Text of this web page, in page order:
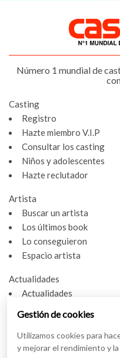
Número 1 mundial de
Casting
Registro
Hazte miembro V.I.P
Consultar los casting
Niños y adolescentes
Hazte reclutador
Artista
Buscar un artista
Los últimos book
Lo conseguieron
Espacio artista
Actualidades
Actualidades
Entrevistas
Nuestras entrevistas
Gestión de cookies
Utilizamos cookies para
y mejorar el rendimiento y